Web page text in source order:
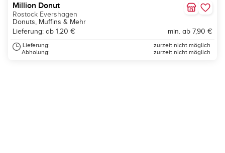
Million Donut
Rostock Evershagen
Donuts, Muffins & Mehr
Lieferung: ab 1,20 €
min. ab 7,90 €
Lieferung:
Abholung:
zurzeit nicht möglich
zurzeit nicht möglich